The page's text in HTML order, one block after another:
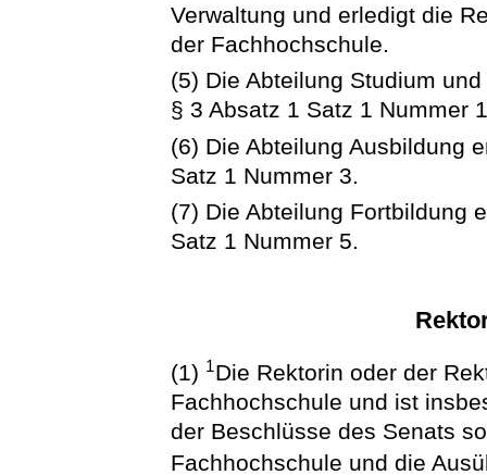
Verwaltung und erledigt die
der Fachhochschule.
(5) Die Abteilung Studium
§ 3 Absatz 1 Satz 1 Nummer
(6) Die Abteilung Ausbildung
Satz 1 Nummer 3.
(7) Die Abteilung Fortbildung
Satz 1 Nummer 5.
(1) 1Die Rektorin oder der
Fachhochschule und ist
der Beschlüsse des Senats
Fachhochschule und die